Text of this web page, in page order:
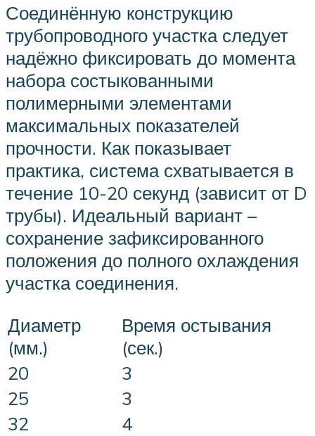
Соединённую конструкцию
трубопроводного участка следует
надёжно фиксировать до момента
набора состыкованными
полимерными элементами
максимальных показателей
прочности. Как показывает
практика, система схватывается в
течение 10-20 секунд (зависит от D
трубы). Идеальный вариант –
сохранение зафиксированного
положения до полного охлаждения
участка соединения.
Диаметр
(мм.)
Время остывания
(сек.)
20
3
25
3
32
4